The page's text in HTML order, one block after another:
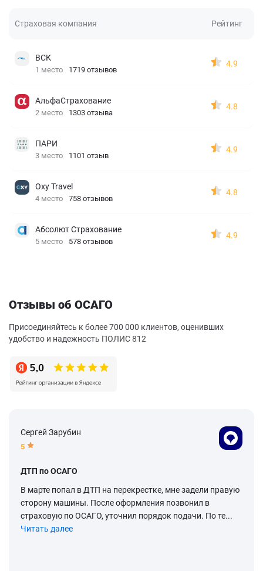
Страховая компания Рейтинг
ВСК
1 место 1719 отзывов
4.9
АльфаСтрахование
2 место 1303 отзыва
4.8
ПАРИ
3 место 1101 отзыв
4.9
Oxy Travel
4 место 758 отзывов
4.8
Абсолют Страхование
5 место 578 отзывов
4.9
Отзывы об ОСАГО
Присоединяйтесь к более 700 000 клиентов, оценивших
удобство и надежность ПОЛИС 812
Сергей Зарубин
5
ДТП по ОСАГО
В марте попал в ДТП на перекрестке, мне задели правую
сторону машины. После оформления позвонил в
страховую по ОСАГО, уточнил порядок подачи. По те...
Читать далее